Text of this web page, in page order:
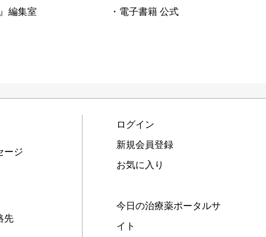
編集室 ・電子書籍 公式
ージ
先
ログイン
新規会員登録
お気に入り
今日の治療薬ポータルサ
イト